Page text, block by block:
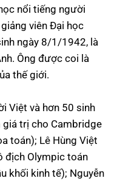
nổi tiếng người
viên Đại học
ngày 8/1/1942, là
Ông được coi là
thế giới.
Việt và hơn 50 sinh
giá trị cho Cambridge
toán); Lê Hùng Việt
địch Olympic toán
khối kinh tế); Nguyễn